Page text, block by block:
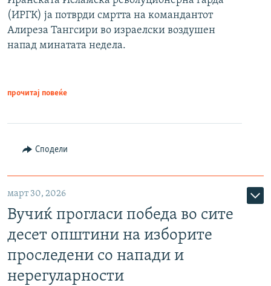
(ИРГК) ја потврди смртта на командантот
Алиреза Тангсири во израелски воздушен
напад минатата недела.
прочитај повеќе
Сподели
март 30, 2026
Вучиќ прогласи победа во сите
десет општини на изборите
проследени со напади и
нерегуларности